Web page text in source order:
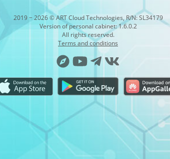
2019 − 2026 © ART Cloud Technologies, R/N: SL34179
Version of personal cabinet: 1.6.0.2
All rights reserved.
Terms and conditions